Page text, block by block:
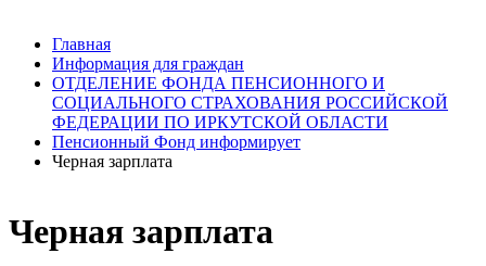
Черная зарплата
Главная
Информация для граждан
ОТДЕЛЕНИЕ ФОНДА ПЕНСИОННОГО И
СОЦИАЛЬНОГО СТРАХОВАНИЯ РОССИЙСКОЙ
ФЕДЕРАЦИИ ПО ИРКУТСКОЙ ОБЛАСТИ
Пенсионный Фонд информирует
Черная зарплата